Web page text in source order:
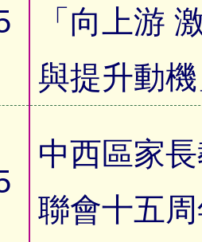
「向上游
與提升動
中西區家
聯會十五